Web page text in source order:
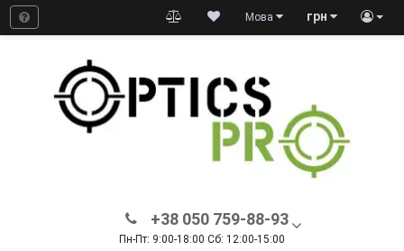
грн
Мова
+38 050 759-88-93
Пн-Пт: 9:00-18:00 Сб: 12:00-15:00